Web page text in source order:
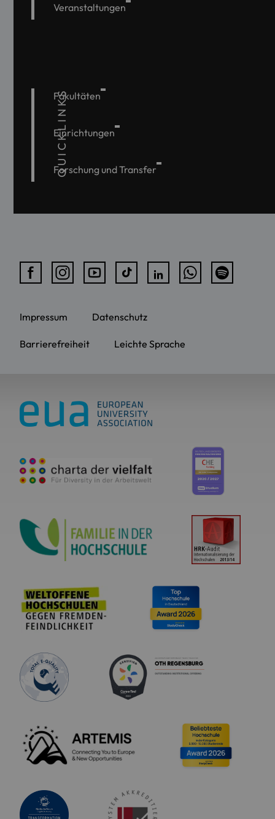
Veranstaltungen
QUICKLINKS
Fakultäten
Einrichtungen
Forschung und Transfer
Impressum Datenschutz
Barrierefreiheit Leichte Sprache